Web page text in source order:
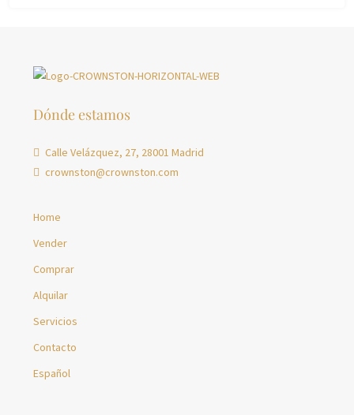
Dónde estamos
Calle Velázquez, 27, 28001 Madrid
crownston@crownston.com
Home
Vender
Comprar
Alquilar
Servicios
Contacto
Español